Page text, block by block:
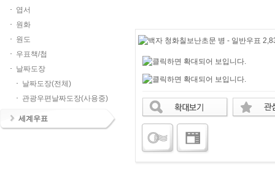
엽서
원화
원도
우표책/첩
날짜도장
날짜도장(전체)
관광우편날짜도장(사용중)
세계우표